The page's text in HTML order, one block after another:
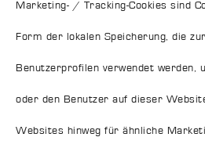
Marketing- / Tracking-Cookies sind
Form der lokalen Speicherung, die
Benutzerprofilen verwendet werden,
oder den Benutzer auf dieser
Websites hinweg für ähnliche